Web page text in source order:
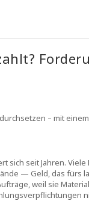
– mit
sich seit Jahren.
— Geld, das fürs
weil sie